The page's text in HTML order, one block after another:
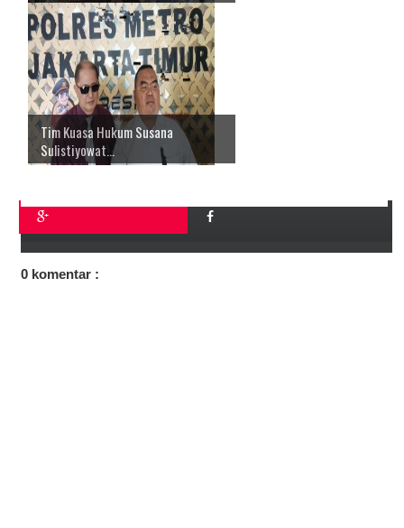
Tim Kuasa Hukum Susana
Sulistiyowat...
0 komentar :